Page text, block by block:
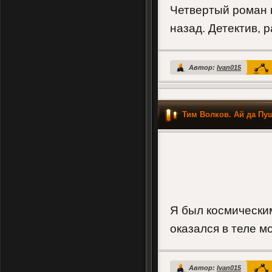
Четвертый роман
назад. Детектив,
Автор: Ivan015
Тим Волков. Ай да
Я был
оказался в теле
Автор: Ivan015